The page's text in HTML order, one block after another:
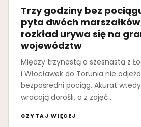
Trzy godziny bez
pyta dwóch
rozkład urywa się na
województw
Między trzynastą a szesnastą z
i Włocławek do Torunia nie
bezpośredni pociąg. Akurat
wracają dorośli, a z zajęć…
CZYTAJ WIĘCEJ